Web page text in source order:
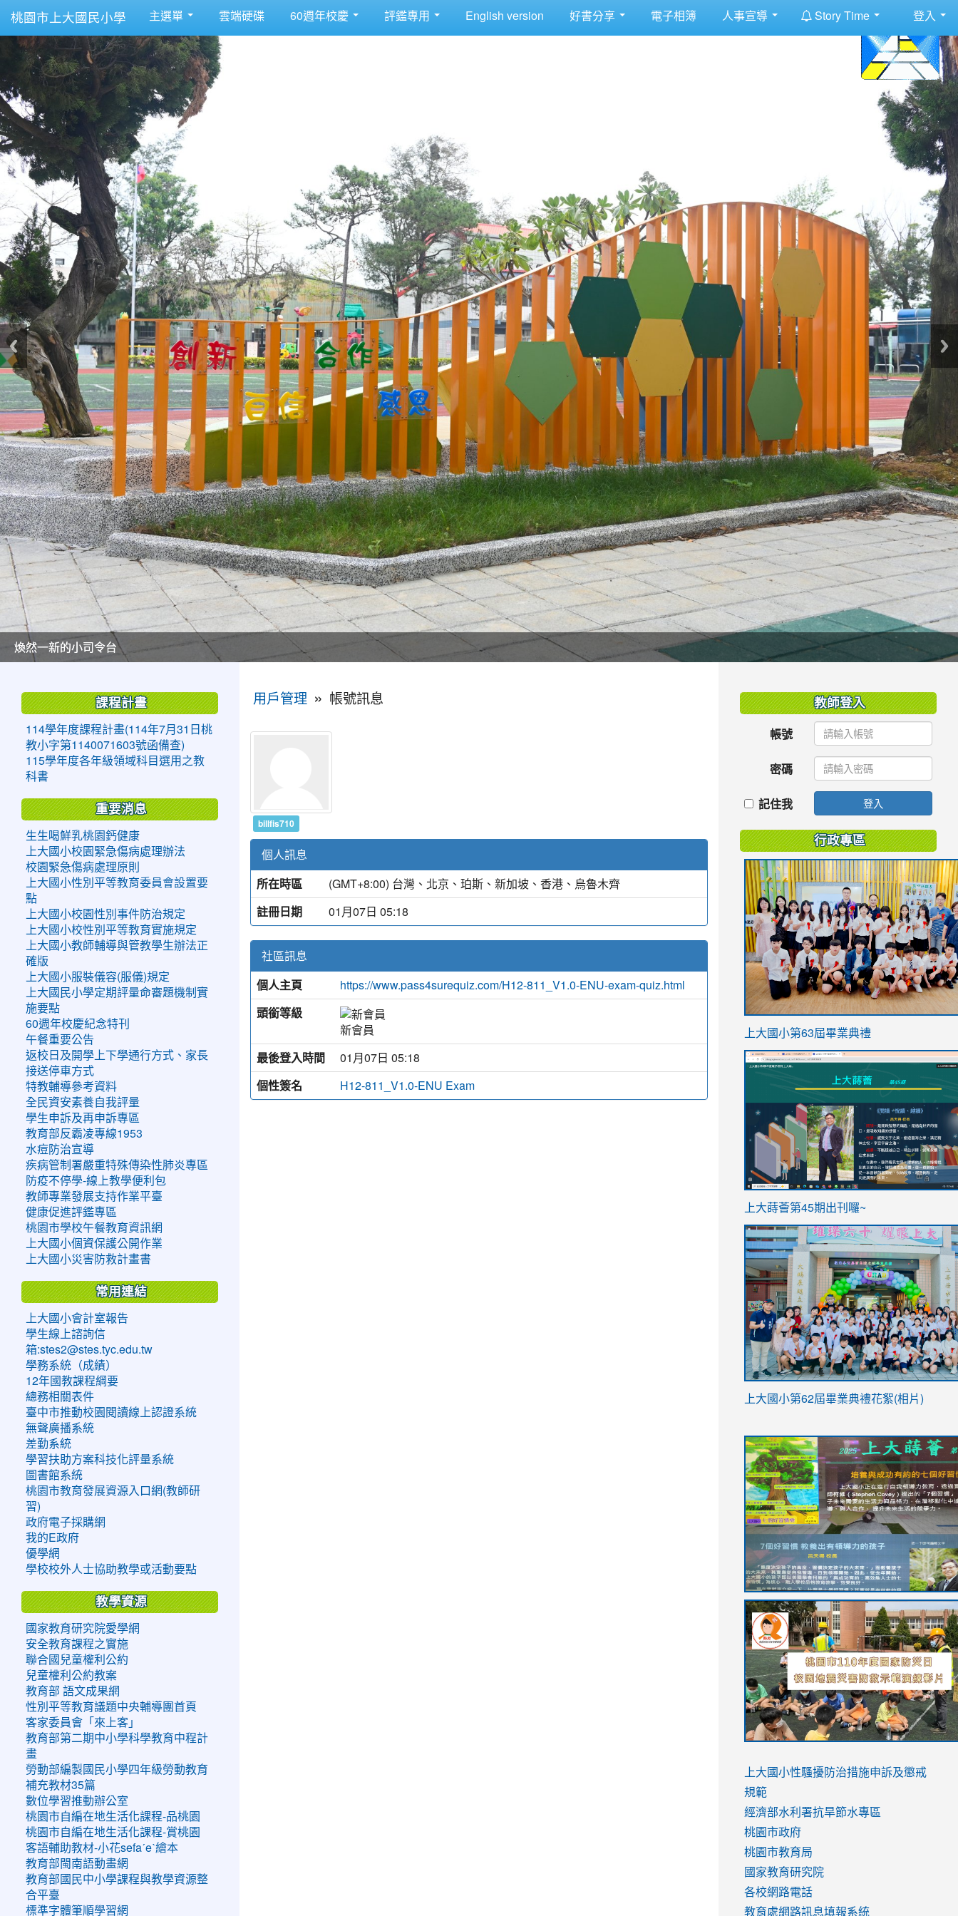
桃園市上大國民小學 主選單 雲端硬碟 60週年校慶 評鑑專用 English version 好書分享 電子相簿 人事宣導 Story Time 登入
美麗的操場是我們活力的來源
美麗的操場是我們活力的來源
煥然一新的小司令台
煥然一新的小司令台
富含桃園埤塘田園風光意象的中廊
富含桃園埤塘田園風光意象的中廊
嶄新的中庭廣場
嶄新的中庭廣場
水生池生生不息
水生池生生不息
用戶管理 » 帳號訊息
billfis710
個人訊息
所在時區
(GMT+8:00) 台灣、北京、珀斯、新加坡、香港、烏魯木齊
註冊日期
01月07日 05:18
社區訊息
個人主頁
https://www.pass4surequiz.com/H12-811_V1.0-ENU-exam-quiz.html
頭銜等級
新會員
最後登入時間
01月07日 05:18
個性簽名
H12-811_V1.0-ENU Exam
課程計畫
114學年度課程計畫(114年7月31日桃
教小字第1140071603號函備查)
115學年度各年級領域科目選用之教
科書
重要消息
生生喝鮮乳桃園鈣健康
上大國小校園緊急傷病處理辦法
校園緊急傷病處理原則
上大國小性別平等教育委員會設置要
點
上大國小校園性別事件防治規定
上大國小校性別平等教育實施規定
上大國小教師輔導與管教學生辦法正
確版
上大國小服裝儀容(服儀)規定
上大國民小學定期評量命審題機制實
施要點
60週年校慶紀念特刊
午餐重要公告
返校日及開學上下學通行方式、家長
接送停車方式
特教輔導參考資料
全民資安素養自我評量
學生申訴及再申訴專區
教育部反霸凌專線1953
水痘防治宣導
疾病管制署嚴重特殊傳染性肺炎專區
防疫不停學-線上教學便利包
教師專業發展支持作業平臺
健康促進評鑑專區
桃園市學校午餐教育資訊網
上大國小個資保護公開作業
上大國小災害防救計畫書
常用連結
上大國小會計室報告
學生線上諮詢信
箱:stes2@stes.tyc.edu.tw
學務系統（成績）
12年國教課程綱要
總務相關表件
臺中市推動校園閱讀線上認證系統
無聲廣播系統
差勤系統
學習扶助方案科技化評量系統
圖書館系統
桃園市教育發展資源入口網(教師研
習)
政府電子採購網
我的E政府
優學網
學校校外人士協助教學或活動要點
教學資源
國家教育研究院愛學網
安全教育課程之實施
聯合國兒童權利公約
兒童權利公約教案
教育部 語文成果網
性別平等教育議題中央輔導團首頁
客家委員會「來上客」
教育部第二期中小學科學教育中程計
畫
勞動部編製國民小學四年級勞動教育
補充教材35篇
數位學習推動辦公室
桃園市自編在地生活化課程-品桃園
桃園市自編在地生活化課程-賞桃園
客語輔助教材-小花sefaˊeˋ繪本
教育部閩南語動畫網
教育部國民中小學課程與教學資源整
合平臺
標準字體筆順學習網
教師登入
帳號
密碼
記住我 登入
行政專區
link
https://sites.google.com/stes.tyc.edu.tw/
上大國小第63屆畢業典禮
link
ink
https://sites.google.com/stes.tyc.edu.tw/
link
https://sites.google.com/stes.tyc.edu.tw/
上大蒔薈第45期出刊囉~
link
YfDQppRvyMk686kIw6SBbssEIZ6WnT/
usp=sharing
上大國小第62屆畢業典禮花絮(相片)
to
https://drive.google.com/file/d/1I-
YfDQppRvyMk686kIw6SBbssEIZ6WnT/
usp=sharing
to
https://sites.google.com/stes.tyc.edu.tw/
link
to
https://sites.google.com/stes.tyc.edu.tw/
link
to
https://drive.google.com/file/d/
usp=sharing
link
to
https://youtu.be/jJOMVWY3-
8M
link
to
https://drive.google.com/file/d/
usp=sharing
to
https://www.youtube.com/watch?
v=hC_gdZndU9s
to
https://www.youtube.com/watch?
v=hC_gdZndU9s
link
to
https://www.youtube.com/watch?
v=mfpNykQ0g4M
上大國小性騷擾防治措施申訴及懲戒
規範
經濟部水利署抗旱節水專區
桃園市政府
桃園市教育局
國家教育研究院
各校網路電話
教育處網路訊息填報系統